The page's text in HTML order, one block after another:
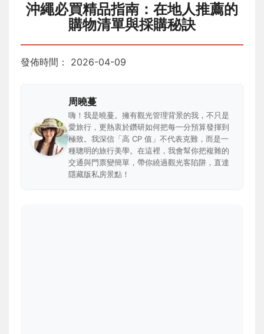
沖繩必買精品指南：在地人推薦的
購物清單與採購秘訣
發佈時間： 2026-04-09
周曉蔓
嗨！我是曉蔓。擁有觀光管理背景的我，不只是
愛旅行，更熱衷於鑽研如何把每一分預算發揮到
極致。我深信「高 CP 值」不代表克難，而是一
種聰明的旅行美學。在這裡，我會幫你把複雜的
交通與門票變簡單，帶你繞過觀光客陷阱，直達
隱藏版私房景點！